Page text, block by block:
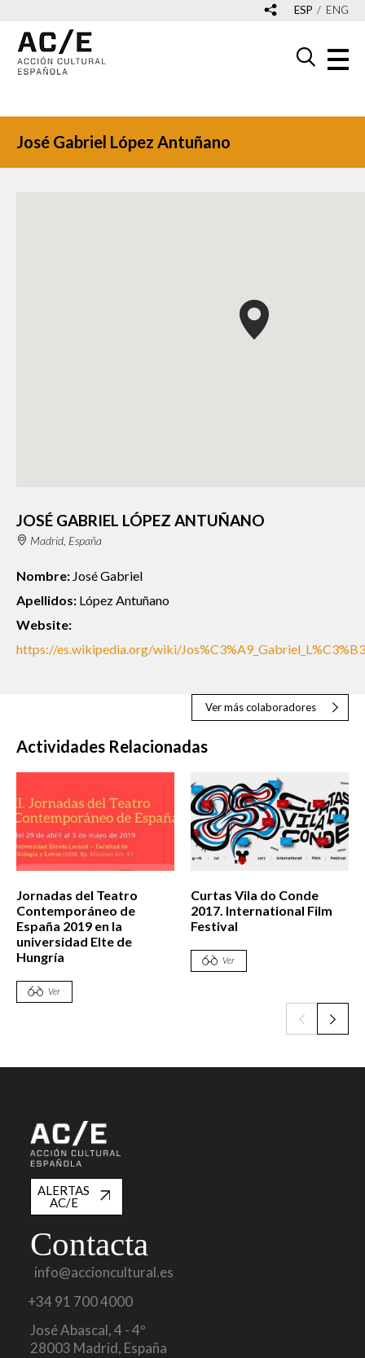
ESP ENG
José Gabriel López Antuñano
JOSÉ GABRIEL LÓPEZ ANTUÑANO
Madrid, España
Nombre: José Gabriel
Apellidos: López Antuñano
Website:
https://es.wikipedia.org/wiki/
Ver más colaboradores
Actividades Relacionadas
Jornadas del Teatro
Contemporáneo de
España 2019 en la
universidad Elte de
Hungría
Ver
Curtas Vila do Conde
2017. International Film
Festival
Ver
ALERTAS
AC/E
Contacta
info@accioncultural.es
+34 91 700 4000
José Abascal, 4 - 4º
28003 Madrid, España